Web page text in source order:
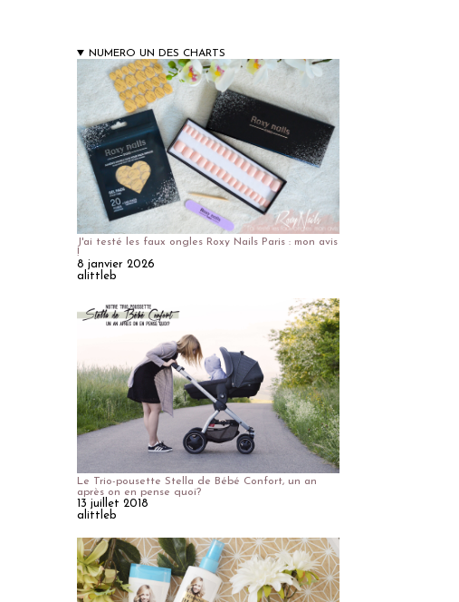
NUMERO UN DES CHARTS
J'ai testé les faux ongles Roxy Nails Paris : mon avis
!
8 janvier 2026
alittleb
Le Trio-pousette Stella de Bébé Confort, un an
après on en pense quoi?
13 juillet 2018
alittleb